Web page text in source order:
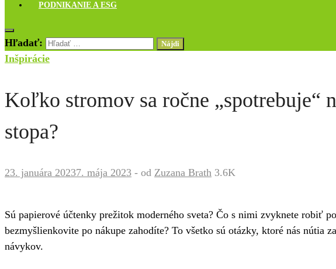
PODNIKANIE A ESG
Hľadať:
Inšpirácie
Koľko stromov sa ročne „spotrebuje“
stopa?
23. januára 20237. mája 2023 - od Zuzana Brath 3.6K
Sú papierové účtenky prežitok moderného sveta? Čo s nimi zvyknete robiť
bezmyšlienkovite po nákupe zahodíte? To všetko sú otázky, ktoré nás nútia
návykov.